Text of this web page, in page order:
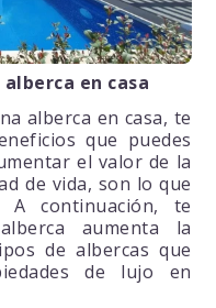
en casa
alberca en casa, te
que puedes
el valor de la
de vida, son lo que
A continuación, te
aumenta la
de albercas que
de lujo en